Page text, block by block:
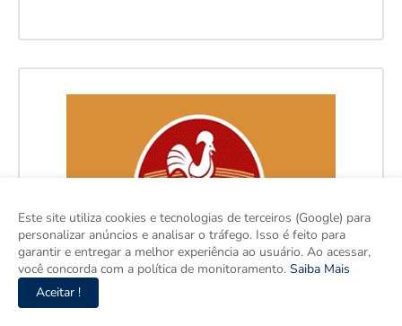
Este site utiliza cookies e tecnologias de terceiros (Google) para
personalizar anúncios e analisar o tráfego. Isso é feito para
garantir e entregar a melhor experiência ao usuário. Ao acessar,
você concorda com a política de monitoramento. Saiba Mais
Aceitar !